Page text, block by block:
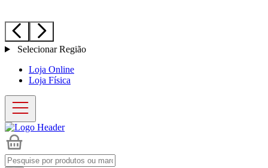
Selecionar Região
Loja Online
Loja Física